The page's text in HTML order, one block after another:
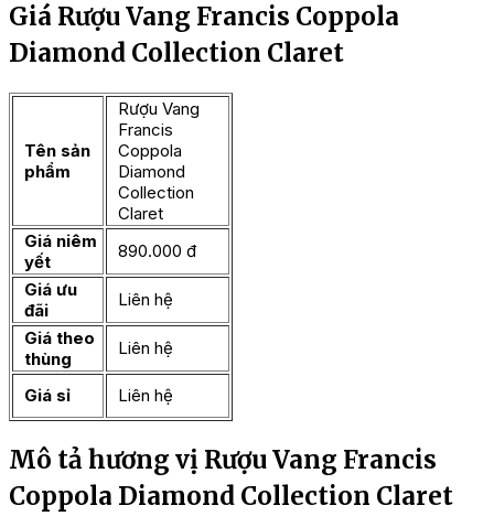
Giá Rượu Vang Francis Coppola
Diamond Collection Claret
Tên sản
phẩm
Rượu Vang
Francis
Coppola
Diamond
Collection
Claret
Giá niêm
yết
890.000 đ
Giá ưu
đãi
Liên hệ
Giá theo
thùng
Liên hệ
Giá sỉ Liên hệ
Mô tả hương vị Rượu Vang Francis
Coppola Diamond Collection Claret